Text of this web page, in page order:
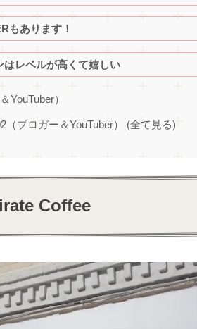
もあります！
レベルが高くて嬉しい
YouTuber）
（ブロガー＆YouTuber） (全て見る)
Coffee